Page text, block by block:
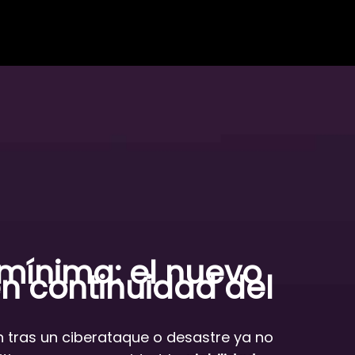
el nuevo
continuidad del
tras un ciberataque o desastre ya no